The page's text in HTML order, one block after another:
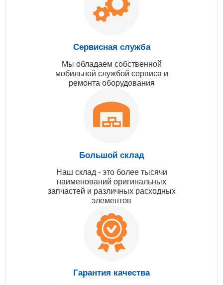
Сервисная служба
Мы обладаем собственной
мобильной службой сервиса и
ремонта оборудования
Большой склад
Наш склад - это более тысячи
наименований оригинальных
запчастей и различных расходных
элементов
Гарантия качества